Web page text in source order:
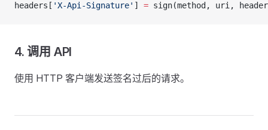
headers[ 'X-Api-Signature' ] = sign(method, uri,
4. 调用 API
使用 HTTP 客户端发送签名过后的请求。